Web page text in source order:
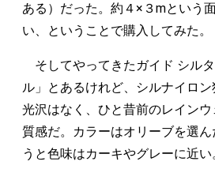
ある）だった。約４×３mという
い、ということで購入してみた。
そしてやってきたガイド シル
ル」とあるけれど、シルナイロ
光沢はなく、ひと昔前のレイン
質感だ。カラーはオリーブを選
うと色味はカーキやグレーに近い